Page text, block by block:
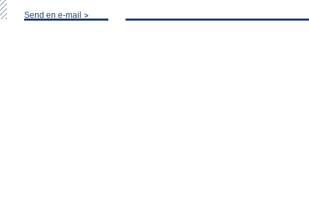
Send en e-mail